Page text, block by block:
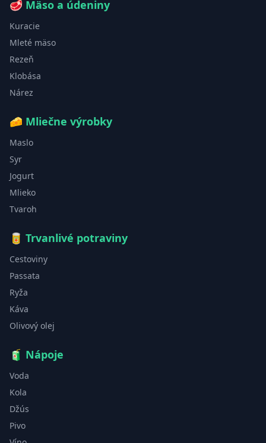
🥩 Mäso a údeniny
Kuracie
Mleté mäso
Rezeň
Klobása
Nárez
🧀 Mliečne výrobky
Maslo
Syr
Jogurt
Mlieko
Tvaroh
🥫 Trvanlivé potraviny
Cestoviny
Passata
Ryža
Káva
Olivový olej
🧃 Nápoje
Voda
Kola
Džús
Pivo